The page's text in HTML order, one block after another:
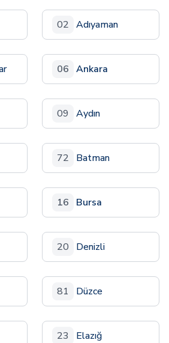
02 Adıyaman
06 Ankara
09 Aydın
72 Batman
16 Bursa
20 Denizli
81 Düzce
23 Elazığ